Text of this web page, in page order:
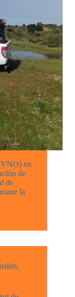
en
de
de
la
,